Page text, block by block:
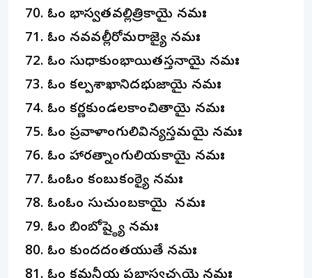
ఓం భాస్వతవల్లిత్రికాయై నమః
ఓం నవవల్లీరోమరాజ్యై నమః
ఓం సుధాకుంభాయితస్తనాయై నమః
ఓం కల్పశాఖానిదభుజాయై నమః
ఓం కర్ణకుండలకాంచితాయై నమః
ఓం ప్రవాళాంగులివిన్యస్తమయై నమః
ఓం హారత్నాంగులియకాయై నమః
ఓంఓం కంబుకంఠ్యై నమః
ఓంఓం సుచుంబకాయై నమః
ఓం బింబోష్ఠ్యై నమః
ఓం కుందదంతయుతే నమః